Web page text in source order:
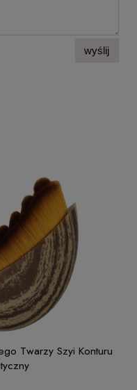
wyślij
Twarzy Szyi Konturu